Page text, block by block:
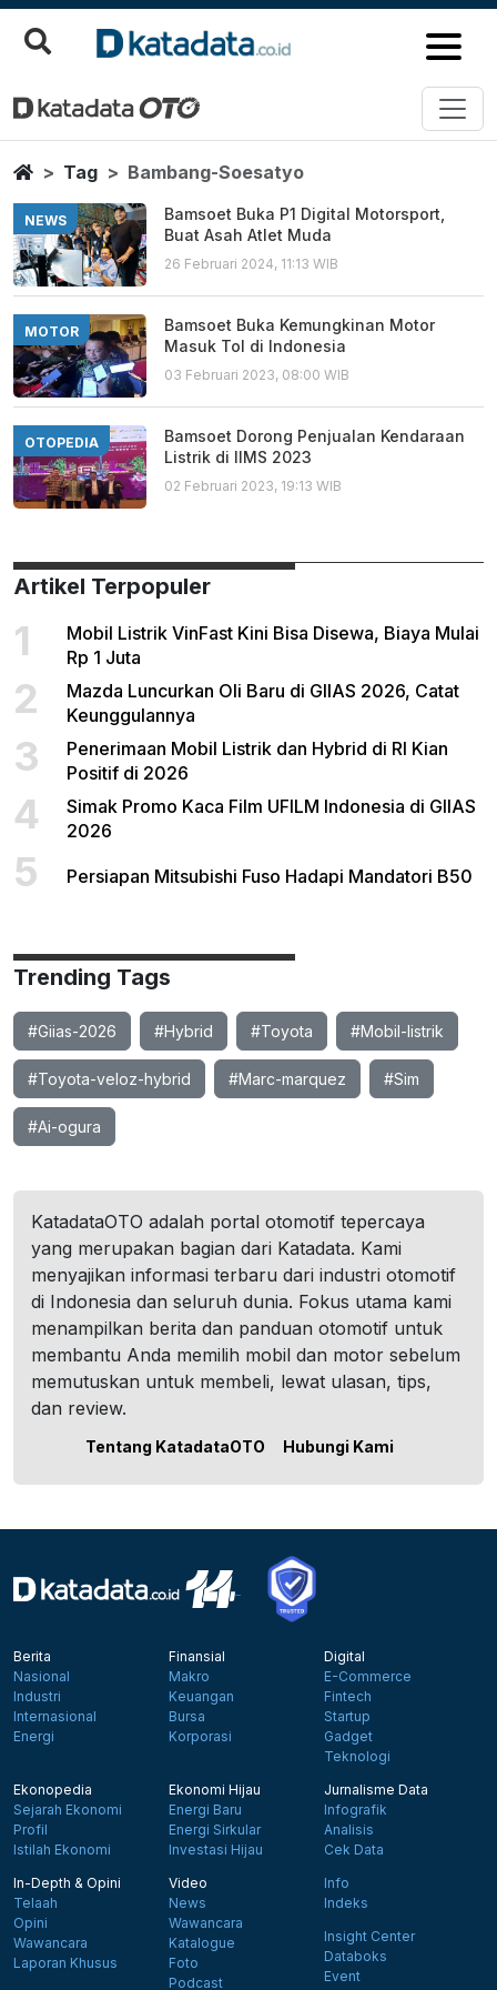
Bambang Soesatyo
Berita Terbaru
HomeTag Bambang-Soesatyo
NEWS
Bamsoet Buka P1 Digital Motorsport,
Buat Asah Atlet Muda
26 Februari 2024, 11:13 WIB
MOTOR
Bamsoet Buka Kemungkinan Motor
Masuk Tol di Indonesia
03 Februari 2023, 08:00 WIB
OTOPEDIA
Bamsoet Dorong Penjualan Kendaraan
Listrik di IIMS 2023
02 Februari 2023, 19:13 WIB
Artikel Terpopuler
1
Mobil Listrik VinFast Kini Bisa Disewa, Biaya Mulai
Rp 1 Juta
2
Mazda Luncurkan Oli Baru di GIIAS 2026, Catat
Keunggulannya
3
Penerimaan Mobil Listrik dan Hybrid di RI Kian
Positif di 2026
4
Simak Promo Kaca Film UFILM Indonesia di GIIAS
2026
5 Persiapan Mitsubishi Fuso Hadapi Mandatori B50
Trending Tags
#Giias-2026 #Hybrid #Toyota #Mobil-listrik
#Toyota-veloz-hybrid #Marc-marquez #Sim
#Ai-ogura
KatadataOTO adalah portal otomotif tepercaya
yang merupakan bagian dari Katadata. Kami
menyajikan informasi terbaru dari industri otomotif
di Indonesia dan seluruh dunia. Fokus utama kami
menampilkan berita dan panduan otomotif untuk
membantu Anda memilih mobil dan motor sebelum
memutuskan untuk membeli, lewat ulasan, tips,
dan review.
Tentang KatadataOTO Hubungi Kami
Berita
Nasional
Industri
Internasional
Energi
Finansial
Makro
Keuangan
Bursa
Korporasi
Digital
E-Commerce
Fintech
Startup
Gadget
Teknologi
Ekonopedia
Sejarah Ekonomi
Profil
Istilah Ekonomi
Ekonomi Hijau
Energi Baru
Energi Sirkular
Investasi Hijau
Jurnalisme Data
Infografik
Analisis
Cek Data
In-Depth & Opini
Telaah
Opini
Wawancara
Laporan Khusus
Video
News
Wawancara
Katalogue
Foto
Podcast
Info
Indeks
Insight Center
Databoks
Event